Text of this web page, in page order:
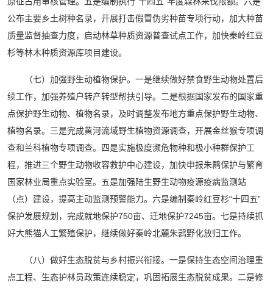
公布主要乡土树种名录，开展打击假冒伪劣种苗专项行动，加大种苗
质量监督抽查力度，启动林草种质资源普查试点工作，加快秦岭红豆
杉等林木种质资源库项目建设。
（七）加强野生动植物保护。一是继续做好禁食野生动物处置后
续工作，加强养殖户转产转型帮扶引导。二是根据国家发布的国家重
点保护野生动物、植物名录，及时调整发布地方重点保护野生动物、
植物名录。三是完成黄河流域野生植物资源调查，开展金丝猴专项调
查和兰科植物专项调查。四是实施极度濒危物种和极小种群保护工
程，推进三个野生动物收容救护中心建设，加快申报朱鹮保护与繁育
国家林业局重点实验室。五是加强陆生野生动物疫源疫病监测站
（点）建设，提高主动监测预警能力。六是编制秦岭红豆杉“十四五”
保护发展规划，完成就地保护750亩、迁地保护7245亩。七是持续抓
好大熊猫人工繁殖保护，继续做好秦岭北麓朱鹮野化放归工作。
（八）做好生态脱贫与乡村振兴衔接。一是保持生态空间治理重
点工程、生态护林员政策连续稳定，巩固拓展生态脱贫成果。二是修